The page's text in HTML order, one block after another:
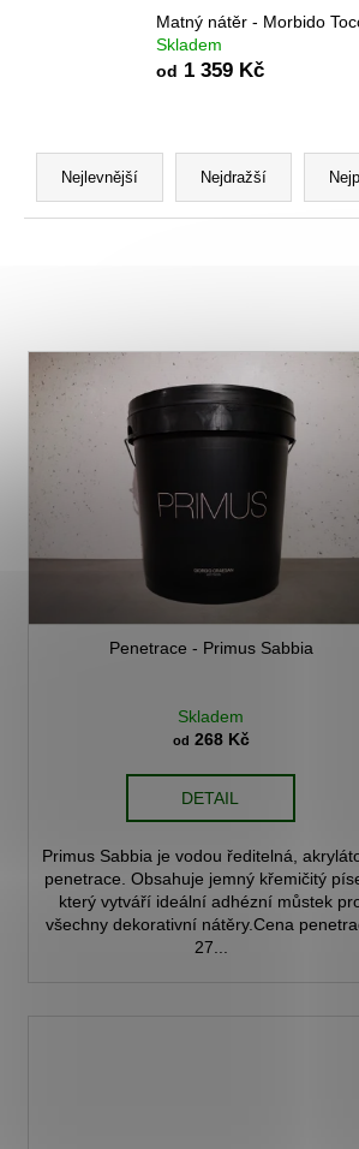
Matný nátěr - Morbido
Skladem
od 1 359 Kč
Ř
z
r
o
u
ů
Nejlevnější Nejdražší
V
ý
p
s
p
r
o
u Penetrace - Primus Sabbia
Skladem
od 268 Kč
DETAIL
Primus Sabbia je vodou ředitelná,
penetrace. Obsahuje jemný křemičitý
který vytváří ideální adhézní můstek
všechny dekorativní nátěry.Cena
27...